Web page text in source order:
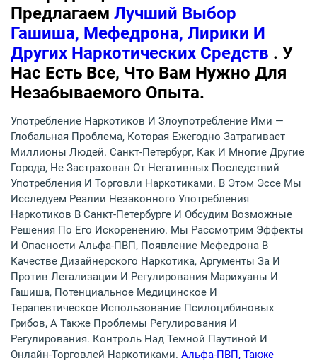
Предлагаем Лучший Выбор
Гашиша, Мефедрона, Лирики И
Других Наркотических Средств . У
Нас Есть Все, Что Вам Нужно Для
Незабываемого Опыта.
Употребление Наркотиков И Злоупотребление Ими —
Глобальная Проблема, Которая Ежегодно Затрагивает
Миллионы Людей. Санкт-Петербург, Как И Многие Другие
Города, Не Застрахован От Негативных Последствий
Употребления И Торговли Наркотиками. В Этом Эссе Мы
Исследуем Реалии Незаконного Употребления
Наркотиков В Санкт-Петербурге И Обсудим Возможные
Решения По Его Искоренению. Мы Рассмотрим Эффекты
И Опасности Альфа-ПВП, Появление Мефедрона В
Качестве Дизайнерского Наркотика, Аргументы За И
Против Легализации И Регулирования Марихуаны И
Гашиша, Потенциальное Медицинское И
Терапевтическое Использование Псилоцибиновых
Грибов, А Также Проблемы Регулирования И
Регулирования. Контроль Над Темной Паутиной И
Онлайн-Торговлей Наркотиками. Альфа-ПВП, Также